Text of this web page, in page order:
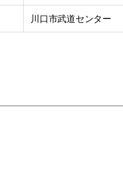
川口市武道センター